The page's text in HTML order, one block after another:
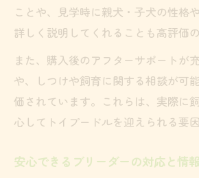
ことや、見学時に親犬・子犬の性格
詳しく説明してくれることも高評価
また、購入後のアフターサポートが
や、しつけや飼育に関する相談が可
価されています。これらは、実際に
心してトイプードルを迎えられる要
安心できるブリーダーの対応と情